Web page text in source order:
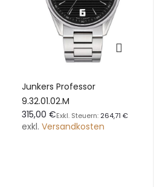
Junkers Professor
9.32.01.02.M
315,00 €
264,71 €
exkl. Versandkosten